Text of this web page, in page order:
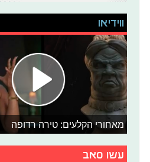
ווידיאו
מאחורי הקלעים: טירה רדופה
עשו סאב